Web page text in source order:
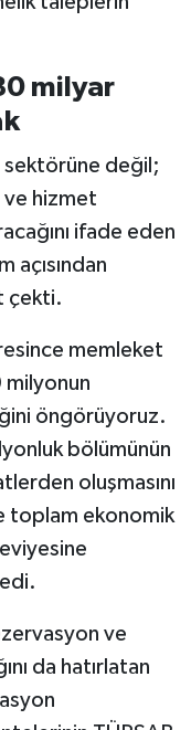
milyar
sektörüne değil;
ve hizmet
ifade eden
açısından
çekti.
memleket
milyonun
öngörüyoruz.
bölümünün
oluşmasını
toplam ekonomik
ve
da hatırlatan